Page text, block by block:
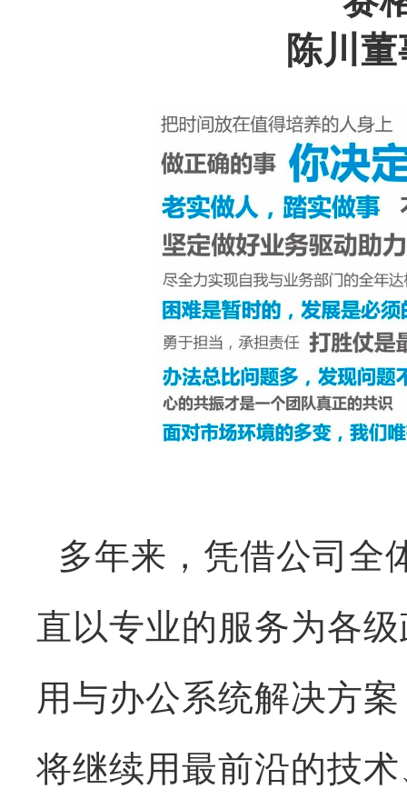
陈川
多年来，凭借公司全
直以专业的服务为各
用与办公系统解决方
将继续用最前沿的技